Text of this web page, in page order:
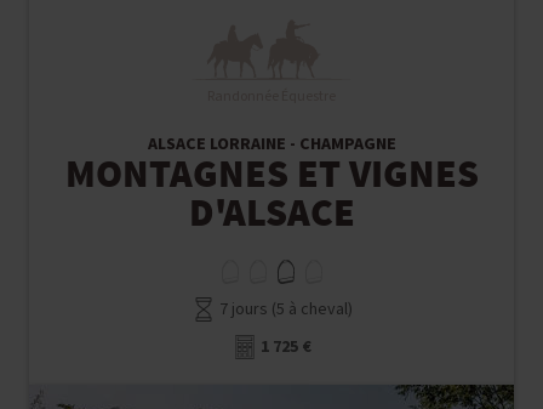
ALSACE LORRAINE - CHAMPAGNE
MONTAGNES ET VIGNES
D'ALSACE
7 jours (5 à cheval)
1 725 €